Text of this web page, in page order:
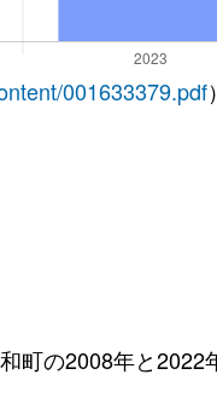
001633379.pdf
町の2008年と2022